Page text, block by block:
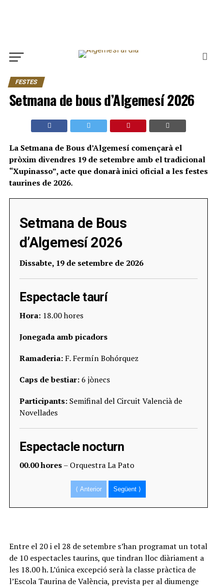
FESTES
Setmana de bous d’Algemesí 2026
La Setmana de Bous d’Algemesí començarà el
pròxim divendres 19 de setembre amb el tradicional
“Xupinasso”, acte que donarà inici oficial a les festes
taurines de 2026.
Setmana de Bous
d’Algemesí 2026
Dissabte, 19 de setembre de 2026
Espectacle taurí
Hora:18.00 hores
Jonegada amb picadors
Ramaderia:F. Fermín Bohórquez
Caps de bestiar:6 jònecs
Participants:Semifinal del Circuit Valencià de
Novellades
Espectacle nocturn
00.00 hores– Orquestra La Pato
⟨ Anterior Següent ⟩
Entre el 20 i el 28 de setembre s’han programat un total
de 10 espectacles taurins, que tindran lloc diàriament a
les 18.00 h. L’única excepció serà la classe pràctica de
l’Escola Taurina de València, prevista per al diumenge